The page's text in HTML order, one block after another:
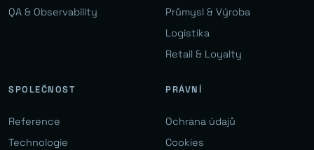
QA & Observability
Průmysl & Výroba
Logistika
Retail & Loyalty
SPOLEČNOST
Reference
Technologie
PRÁVNÍ
Ochrana údajů
Cookies